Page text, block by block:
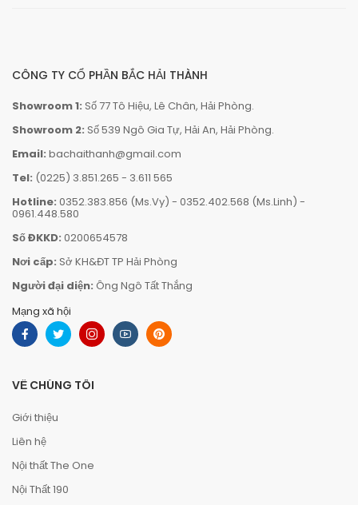
CÔNG TY CỔ PHẦN BẮC HẢI THÀNH
Showroom 1: Số 77 Tô Hiệu, Lê Chân, Hải Phòng.
Showroom 2: Số 539 Ngô Gia Tự, Hải An, Hải Phòng.
Email: bachaithanh@gmail.com
Tel: (0225) 3.851.265 - 3.611 565
Hotline: 0352.383.856 (Ms.Vy) - 0352.402.568 (Ms.Linh) -
0961.448.580
Số ĐKKD: 0200654578
Nơi cấp: Sở KH&ĐT TP Hải Phòng
Người đại diện: Ông Ngô Tất Thắng
Mạng xã hội
VỀ CHÚNG TÔI
Giới thiệu
Liên hệ
Nội thất The One
Nội Thất 190